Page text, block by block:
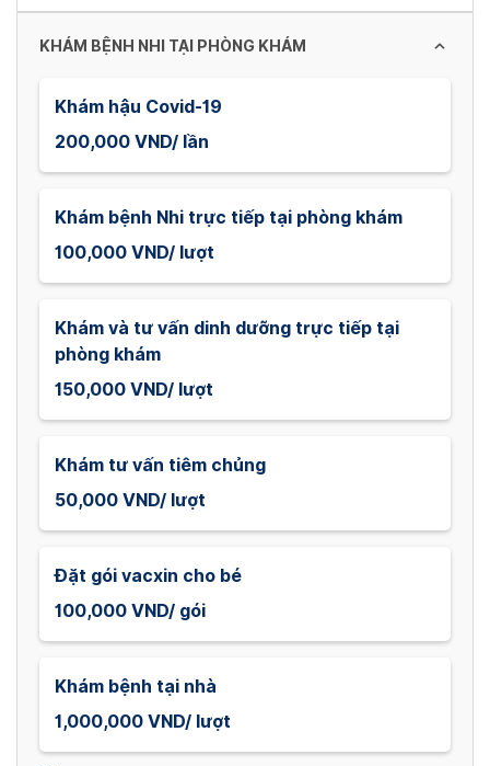
KHÁM BỆNH NHI TẠI PHÒNG KHÁM
Khám hậu Covid-19
200,000 VND/ lần
Khám bệnh Nhi trực tiếp tại phòng khám
100,000 VND/ lượt
Khám và tư vấn dinh dưỡng trực tiếp tại
phòng khám
150,000 VND/ lượt
Khám tư vấn tiêm chủng
50,000 VND/ lượt
Đặt gói vacxin cho bé
100,000 VND/ gói
Khám bệnh tại nhà
1,000,000 VND/ lượt